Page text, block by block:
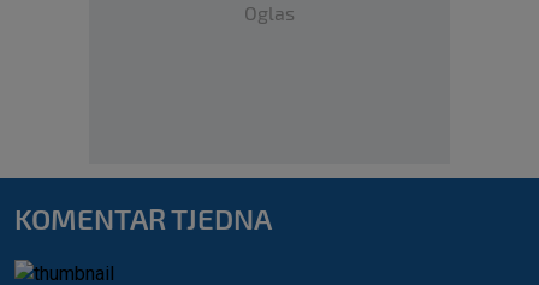
Oglas
KOMENTAR TJEDNA